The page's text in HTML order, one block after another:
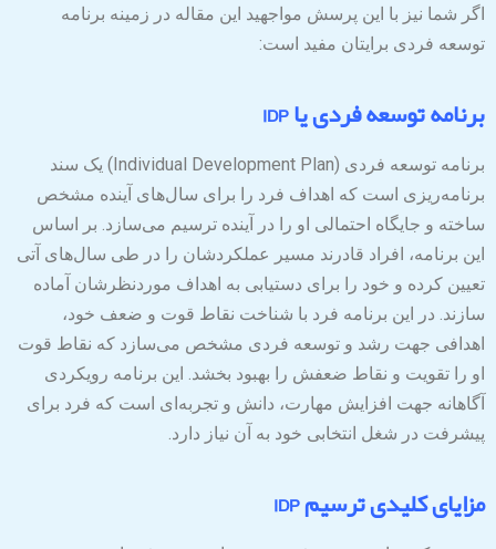
اگر شما نیز با این پرسش مواجهید این مقاله در زمینه برنامه
توسعه فردی برایتان مفید است:
برنامه توسعه فردی یا IDP
برنامه توسعه فردی (Individual Development Plan) یک سند
برنامه‌ریزی است که اهداف فرد را برای سال‌های آینده مشخص
ساخته و جایگاه احتمالی او را در آینده ترسیم می‌سازد. بر اساس
این برنامه، افراد قادرند مسیر عملکردشان را در طی سال‌های آتی
تعیین کرده و خود را برای دستیابی به اهداف موردنظرشان آماده
سازند. در این برنامه فرد با شناخت نقاط قوت و ضعف خود،
اهدافی جهت رشد و توسعه فردی مشخص می‌سازد که نقاط قوت
او را تقویت و نقاط ضعفش را بهبود بخشد. این برنامه رویکردی
آگاهانه جهت افزایش مهارت، دانش و تجربه‌ای است که فرد برای
پیشرفت در شغل انتخابی خود به آن نیاز دارد.
مزایای کلیدی ترسیم IDP